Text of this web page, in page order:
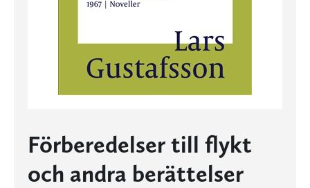
Förberedelser till flykt
och andra berättelser